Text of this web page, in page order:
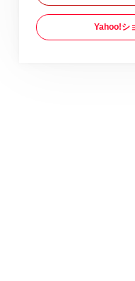
Yahoo!シ